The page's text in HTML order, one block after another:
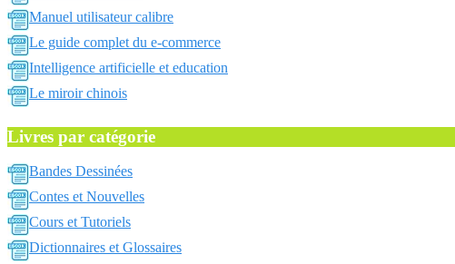
Manuel utilisateur calibre
Le guide complet du e-commerce
Intelligence artificielle et education
Le miroir chinois
Livres par catégorie
Bandes Dessinées
Contes et Nouvelles
Cours et Tutoriels
Dictionnaires et Glossaires